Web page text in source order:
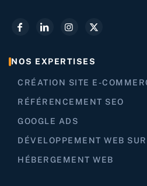
NOS EXPERTISES
CRÉATION SITE E-
RÉFÉRENCEMENT SEO
GOOGLE ADS
DÉVELOPPEMENT WEB
HÉBERGEMENT WEB